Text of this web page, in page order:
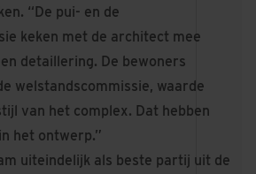
“De pui- en de
keken met de architect mee
detaillering. De bewoners
welstandscommissie, waarde
van het complex. Dat hebben
het ontwerp.”
uiteindelijk als beste partij uit de